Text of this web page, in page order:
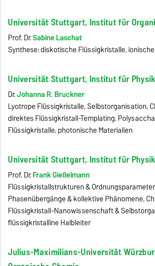
Universität Stuttgart, Institut für
Prof. Dr.Sabine Laschat
Synthese: diskotische Flüssigkristalle,
Universität Stuttgart, Institut für
Dr.Johanna R. Bruckner
Lyotrope Flüssigkristalle, Selbstorganisation,
direktes Flüssigkristall-Templating,
Flüssigkristalle, photonische Materialien
Universität Stuttgart, Institut für
Prof. Dr.Frank Gießelmann
Flüssigkristallstrukturen & Ordnungsparameter,
Phasenübergänge & kollektive Phänomene,
Flüssigkristall-Nanowissenschaft &
flüssigkristalline Halbleiter
Julius-Maximilians-Universität